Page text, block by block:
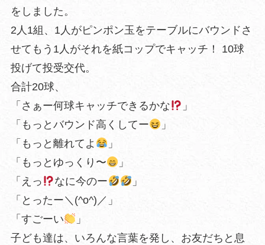
をしました。
2人1組、1人がピンポン玉をテーブルにバウンドさ
せてもう1人がそれを紙コップでキャッチ！ 10球
投げて投受交代。
合計20球、
「さぁー何球キャッチできるかな
」
「もっとバウンド高くしてー
」
「もっと離れてよ
」
「もっとゆっくり〜
」
「えっ
なに今のー
」
「とったー＼(^o^)／」
「すごーい
」
子ども達は、いろんな言葉を発し、お友だちと息